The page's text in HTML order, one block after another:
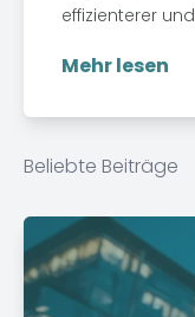
effizienterer
Mehr lesen
Beliebte Beiträge